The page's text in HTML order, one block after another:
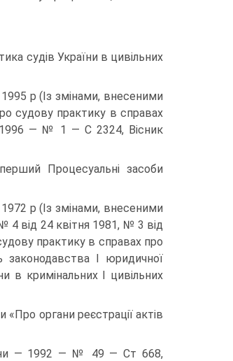
судів України в цивільних
р (Із змінами, внесеними
судову практику в справах
1996 — № 1 — С 2324, Вісник
Процесуальні засоби
р (Із змінами, внесеними
4 від 24 квітня 1981, № 3 від
практику в справах про
І юридичної
кримінальних І цивільних
органи реєстрації актів
— 1992 — № 49 — Ст 668,